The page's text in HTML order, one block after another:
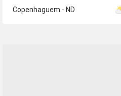
Copenhaguem - ND